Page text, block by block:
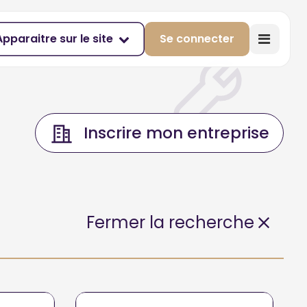
sur le site Se connecter
Inscrire mon entreprise
Fermer la recherche